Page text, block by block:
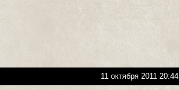
11 октября 2011 20:44